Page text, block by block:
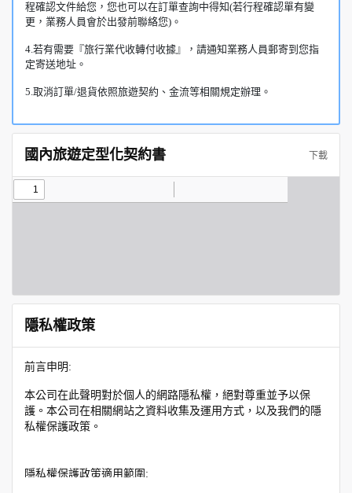
程確認文件給您，您也可以在訂單查詢中得知(若行程確認單有變
更，業務人員會於出發前聯絡您)。
4.若有需要『旅行業代收轉付收據』，請通知業務人員郵寄到您指
定寄送地址。
5.取消訂單/退貨依照旅遊契約、金流等相關規定辦理。
國內旅遊定型化契約書 下載
隱私權政策
前言申明:
本公司在此聲明對於個人的網路隱私權，絕對尊重並予以保
護。本公司在相關網站之資料收集及運用方式，以及我們的隱
私權保護政策。
隱私權保護政策適用範圍: